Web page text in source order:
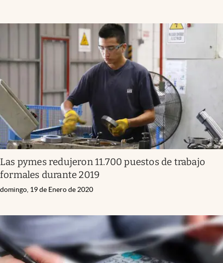
Las pymes redujeron 11.700 puestos de trabajo
formales durante 2019
domingo, 19 de Enero de 2020